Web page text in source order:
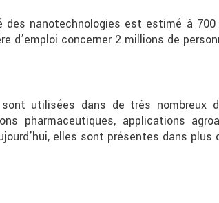
des nanotechnologies est estimé à
d’emploi concerner 2 millions de
utilisées dans de très nombreux
pharmaceutiques, applications
elles sont présentes dans plus